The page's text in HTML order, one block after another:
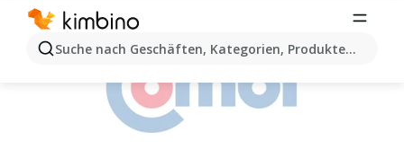
Suche nach Geschäften, Kategorien, Produkten...